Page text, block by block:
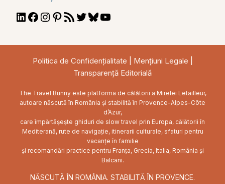
LinkedIn
Facebook
Instagram
Pinterest
RSSTwitterBluesky
Politica de Confidențialitate Mențiuni Legale
Transparență Editorială
The Travel Bunny este platforma de călătorii a Mirelei Letailleur,
autoare născută în România și stabilită în Provence-Alpes-Côte
d’Azur,
care împărtășește ghiduri de slow travel prin Europa, călătorii în
Mediterană, rute de navigație, itinerarii culturale, sfaturi pentru
vacanțe în familie
și recomandări practice pentru Franța, Grecia, Italia, România și
Balcani.
NĂSCUTĂ ÎN ROMÂNIA. STABILITĂ ÎN PROVENCE.